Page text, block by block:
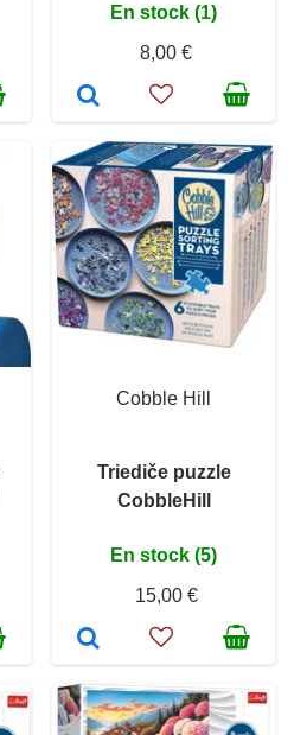
En stock (1)
8,00 €
Cobble Hill
Triediče puzzle
CobbleHill
En stock (5)
15,00 €